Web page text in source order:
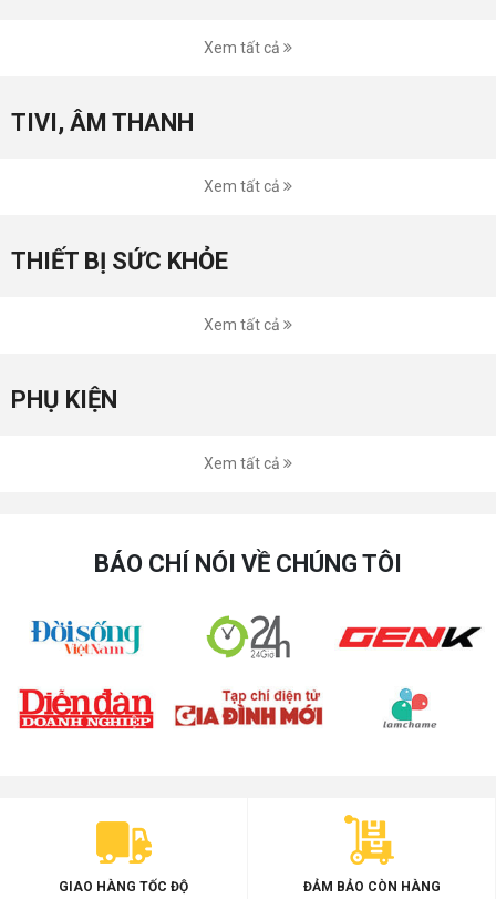
Xem tất cả
TIVI, ÂM THANH
Xem tất cả
THIẾT BỊ SỨC KHỎE
Xem tất cả
PHỤ KIỆN
Xem tất cả
BÁO CHÍ NÓI VỀ CHÚNG TÔI
GIAO HÀNG TỐC ĐỘ ĐẢM BẢO CÒN HÀNG